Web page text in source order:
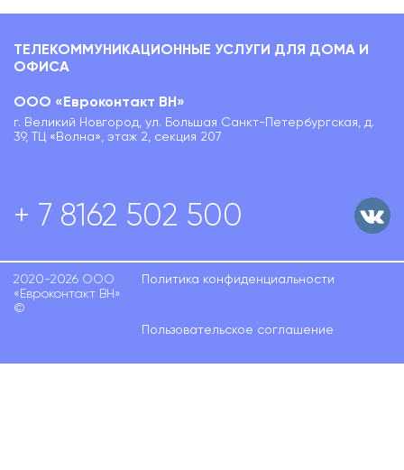
ТЕЛЕКОММУНИКАЦИОННЫЕ УСЛУГИ ДЛЯ ДОМА И
ОФИСА
ООО «Евроконтакт ВН»
г. Великий Новгород, ул. Большая Санкт-Петербургская, д.
39, ТЦ «Волна», этаж 2, секция 207
+ 7 8162 502 500
2020-2026 ООО
«Евроконтакт ВН»
©
Политика конфиденциальности
Пользовательское соглашение